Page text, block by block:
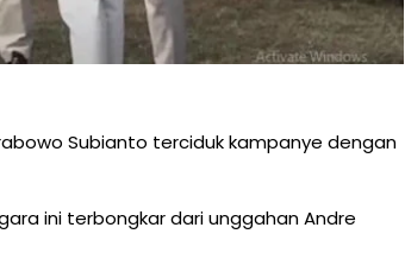
Subianto terciduk kampanye dengan
ini terbongkar dari unggahan Andre